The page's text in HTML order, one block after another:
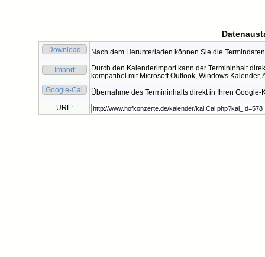
Download Nach dem Herunterladen können Sie die
Import
Durch den Kalenderimport kann der Termininhalt
kompatibel mit Microsoft Outlook, Windows
Google-Cal
Übernahme des Termininhalts direkt in Ihren Google-
URL: